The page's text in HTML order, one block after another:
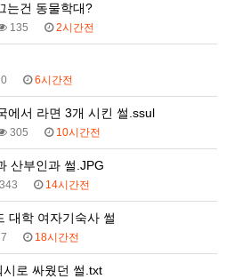
는건 동물학대?
135 2시간전
6시간전
에서 라면 3개 시킨 썰.ssul
305 10시간전
산부인과 썰.JPG
343 14시간전
대학 여자기숙사 썰
18시간전
로 싸웠던 썰.txt